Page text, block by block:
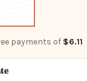
payments of $6.11